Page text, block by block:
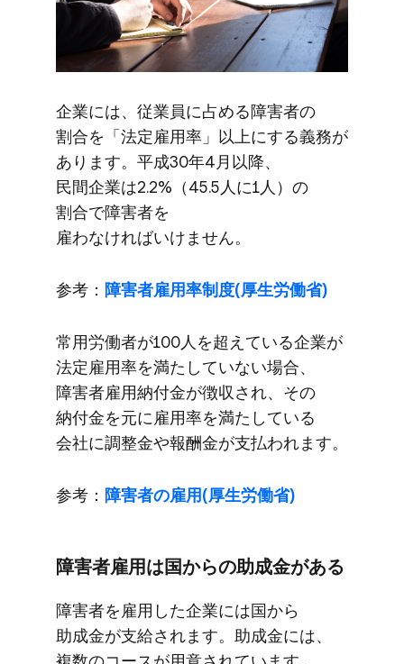
企業には、​従業員に​占める​障害者の​
割合を​「法定雇用率」以上に​する​義務が​
あります。​平成30年4月以降、​
民間企業は​2.2%​（45.5人に​1人）の​
割合で​障害者を​
雇わなければいけません。
参考： 障害者雇用率制度(厚生労働省)
常用労働者が​100人を​超えている​企業が​
法定雇用率を​満たしていない​場合、​
障害者雇用納付金が​徴収され、​その​
納付金を​元に​雇用率を​満たしている​
会社に​調整金や​報酬金が​支払われます。
参考： 障害者の​雇用(厚生労働省)
障害者雇用は​国からの​助成金が​ある
障害者を​雇用した​企業には​国から​
助成金が​支給されます。​助成金には、​